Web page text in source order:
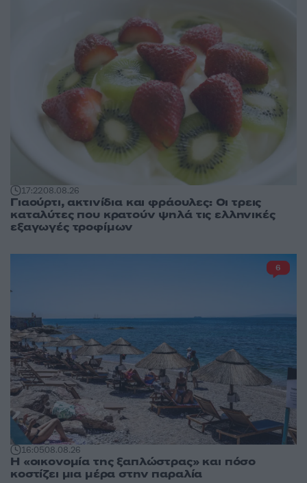
17:2208.08.26
Γιαούρτι, ακτινίδια και φράουλες: Οι τρεις
καταλύτες που κρατούν ψηλά τις ελληνικές
εξαγωγές τροφίμων
16:0508.08.26
Η «οικονομία της ξαπλώστρας» και πόσο
κοστίζει μια μέρα στην παραλία
6